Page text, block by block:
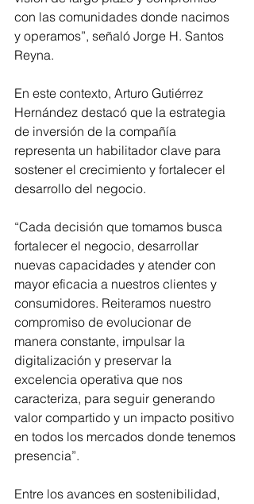
con las comunidades donde nacimos
y operamos”, señaló Jorge H. Santos
Reyna.
En este contexto, Arturo Gutiérrez
Hernández destacó que la estrategia
de inversión de la compañía
representa un habilitador clave para
sostener el crecimiento y fortalecer el
desarrollo del negocio.
“Cada decisión que tomamos busca
fortalecer el negocio, desarrollar
nuevas capacidades y atender con
mayor eficacia a nuestros clientes y
consumidores. Reiteramos nuestro
compromiso de evolucionar de
manera constante, impulsar la
digitalización y preservar la
excelencia operativa que nos
caracteriza, para seguir generando
valor compartido y un impacto positivo
en todos los mercados donde tenemos
presencia”.
Entre los avances en sostenibilidad,